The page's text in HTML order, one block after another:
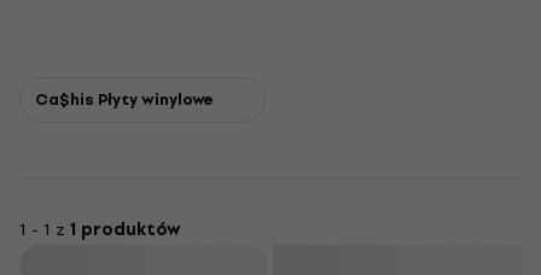
Ca$his Płyty winylowe
1 - 1 z 1 produktów